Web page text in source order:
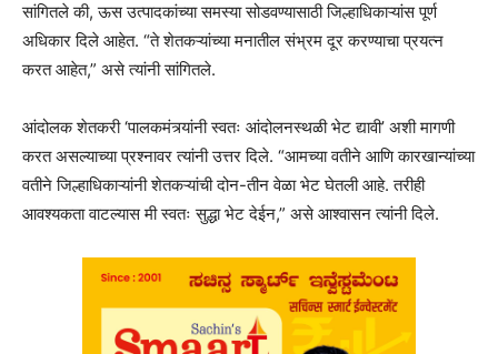
सांगितले की, ऊस उत्पादकांच्या समस्या सोडवण्यासाठी जिल्हाधिकाऱ्यांस पूर्ण
अधिकार दिले आहेत. “ते शेतकऱ्यांच्या मनातील संभ्रम दूर करण्याचा प्रयत्न
करत आहेत,” असे त्यांनी सांगितले.
आंदोलक शेतकरी ‘पालकमंत्र्यांनी स्वतः आंदोलनस्थळी भेट द्यावी’ अशी मागणी
करत असल्याच्या प्रश्नावर त्यांनी उत्तर दिले. “आमच्या वतीने आणि कारखान्यांच्या
वतीने जिल्हाधिकाऱ्यांनी शेतकऱ्यांची दोन-तीन वेळा भेट घेतली आहे. तरीही
आवश्यकता वाटल्यास मी स्वतः सुद्धा भेट देईन,” असे आश्वासन त्यांनी दिले.